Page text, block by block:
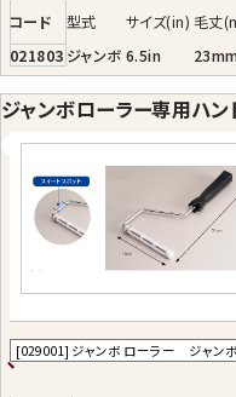
コード 型式 サイズ(in) 毛丈
021803 ジャンボ 6.5in
ジャンボローラー専用ハン